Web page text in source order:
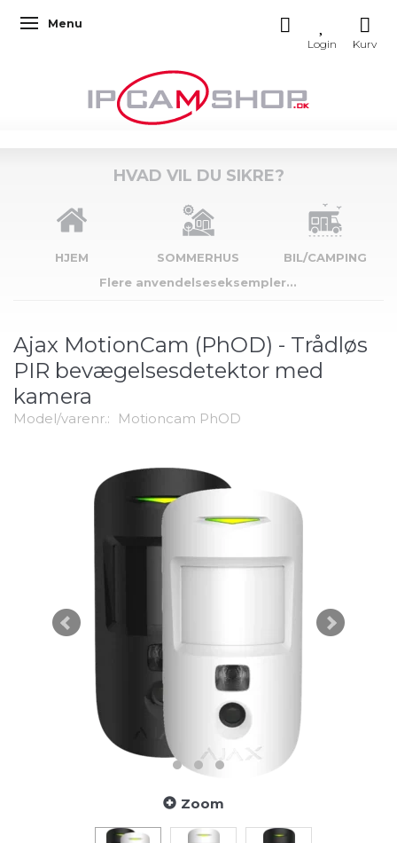
Skifte navigation
Menu
HVAD VIL DU SIKRE?
HJEM SOMMERHUS
BIL/CAMPING
Flere anvendelseseksempler...
Ajax MotionCam (PhOD) - Trådløs
PIR bevægelsesdetektor med
kamera
Model/varenr.: Motioncam PhOD
Zoom